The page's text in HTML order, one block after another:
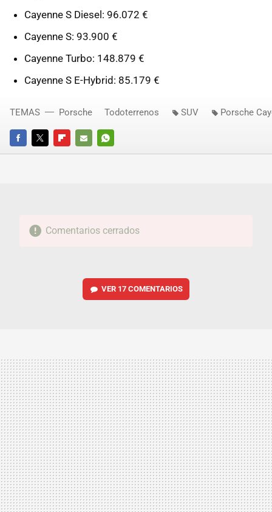
Cayenne S Diesel: 96.072 €
Cayenne S: 93.900 €
Cayenne Turbo: 148.879 €
Cayenne S E-Hybrid: 85.179 €
FACEBOOKTWITTERFLIPBOARD
E-
WHATSAPP
TEMAS Porsche Todoterrenos SUV Porsche
Comentarios cerrados
VER 17 COMENTARIOS